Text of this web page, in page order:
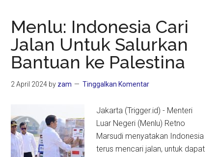
Menlu: Indonesia Cari
Jalan Untuk Salurkan
Bantuan ke Palestina
2 April 2024 by zam Tinggalkan Komentar
Jakarta (Trigger.id) - Menteri
Luar Negeri (Menlu) Retno
Marsudi menyatakan Indonesia
terus mencari jalan, untuk dapat